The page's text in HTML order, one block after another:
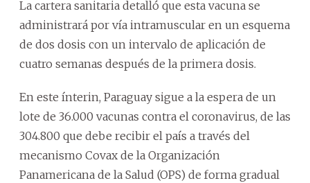
La cartera sanitaria detalló que esta vacuna se
administrará por vía intramuscular en un esquema
de dos dosis con un intervalo de aplicación de
cuatro semanas después de la primera dosis.
En este ínterin, Paraguay sigue a la espera de un
lote de 36.000 vacunas contra el coronavirus, de las
304.800 que debe recibir el país a través del
mecanismo Covax de la Organización
Panamericana de la Salud (OPS) de forma gradual